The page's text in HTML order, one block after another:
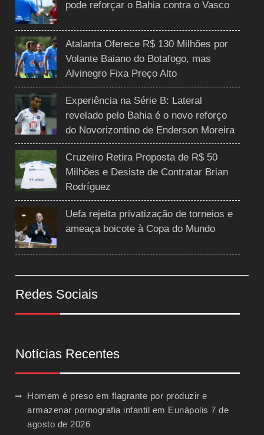
pode reforçar o Bahia contra o Vasco
Atalanta Oferece R$ 130 Milhões por
Volante Baiano do Botafogo, mas
Alvinegro Fixa Preço Alto
Experiência na Série B: Lateral
revelado pelo Bahia é o novo reforço
do Novorizontino de Enderson Moreira
Cruzeiro Retira Proposta de R$ 50
Milhões e Desiste de Contratar Brian
Rodríguez
Uefa rejeita privatização de torneios e
ameaça boicote à Copa do Mundo
Redes Sociais
Notícias Recentes
Homem é preso em flagrante por produzir e
armazenar pornografia infantil em Eunápolis 7 de
agosto de 2026